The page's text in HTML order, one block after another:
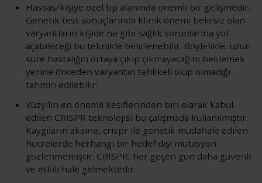
Hassas/kişiye özel tıp alanında önemli bir gelişmedir.
Genetik test sonuçlarında klinik önemi belirsiz olan
varyantların kişide ne gibi sağlık sorunlarına yol
açabileceği bu teknikle belirlenebilir. Böylelikle, uzun
süre hastalığın ortaya çıkıp çıkmayacağını beklemek
yerine önceden varyantın tehlikeli olup olmadığı
tahmin edilebilir.
Yüzyılın en önemli keşiflerinden biri olarak kabul
edilen CRISPR teknolojisi bu çalışmada kullanılmıştır.
Kaygıların aksine, crispr ile genetik müdahale edilen
hücrelerde herhangi bir hedef dışı mutasyon
gözlenmemiştir. CRISPR, her geçen gün daha güvenli
ve etkili hale gelmektedir.